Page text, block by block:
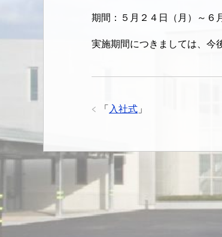
期間：５月２４日（月）～６
実施期間につきましては、今
「 入社式 」